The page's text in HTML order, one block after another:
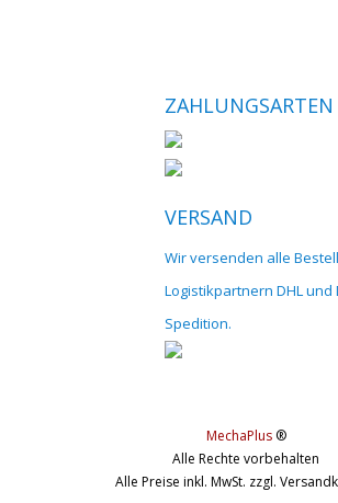
ZAHLUNGSARTEN
VERSAND
Wir versenden alle
Logistikpartnern DHL und
Spedition.
MechaPlus ®
Alle Rechte vorbehalten
Alle Preise inkl. MwSt. zzgl.